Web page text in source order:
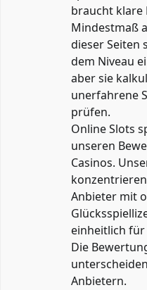
braucht klare
Mindestmaß
dieser Seiten
dem Niveau
aber sie
unerfahrene
prüfen.
Online Slots
unseren
Casinos.
Anbieter mit
einheitlich für
Die
Anbietern.